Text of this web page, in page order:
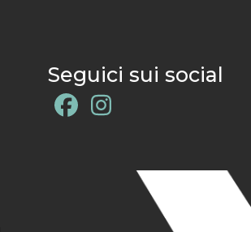
Seguici sui social